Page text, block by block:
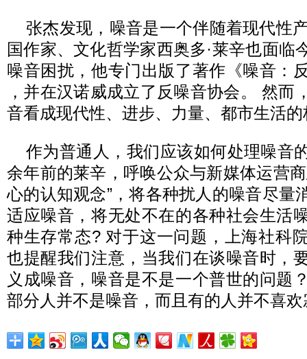
张杰发现，噪音是一个伴随着现代性
国作家、文化哲学家西奥多·莱辛也面临
噪音困扰，他专门出版了著作《噪音：
，并在汉诺威成立了反噪音协会。 然而
音看成现代性、进步、力量、都市生活
作为普通人，我们应该如何处理噪音
余年前的莱辛，呼唤公众与新媒体运营
心的认知观念”，将各种扰人的噪音尽量
适应噪音，将无处不在的各种社会生活
种生存常态? 对于这一问题，上海社科
也提醒我们注意，当我们在谈噪音时，
义成噪音，噪音是不是一个普世的问题
部分人并不是噪音，而且有的人并不喜